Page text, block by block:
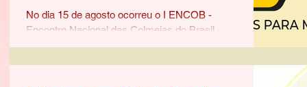
No dia 15 de agosto ocorreu o I ENCOB -
Encontro Nacional das Colmeias do Brasil,
iniciativa do da Colmeia Favo de Amor do